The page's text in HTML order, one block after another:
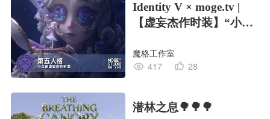
Identity V × moge.tv |
【虚妄杰作时装】“小女
魔格工作室
417
28
潜林之息🌳🌳🌳